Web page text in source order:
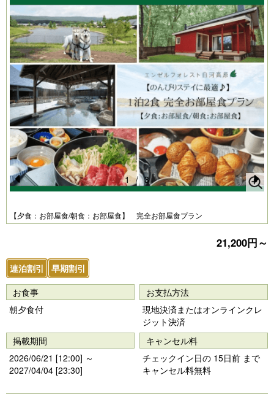
Pr
e
u
s
【夕食：お部屋食/朝食：お部屋食】 完全お部屋食プラン
N
1 / 3
21,200円～
連泊割引
早期割引
お食事
朝夕食付
お支払方法
現地決済またはオンラインクレ
ジット決済
掲載期間
2026/06/21 [12:00] ～
2027/04/04 [23:30]
キャンセル料
チェックイン日の 15日前 まで
キャンセル料無料